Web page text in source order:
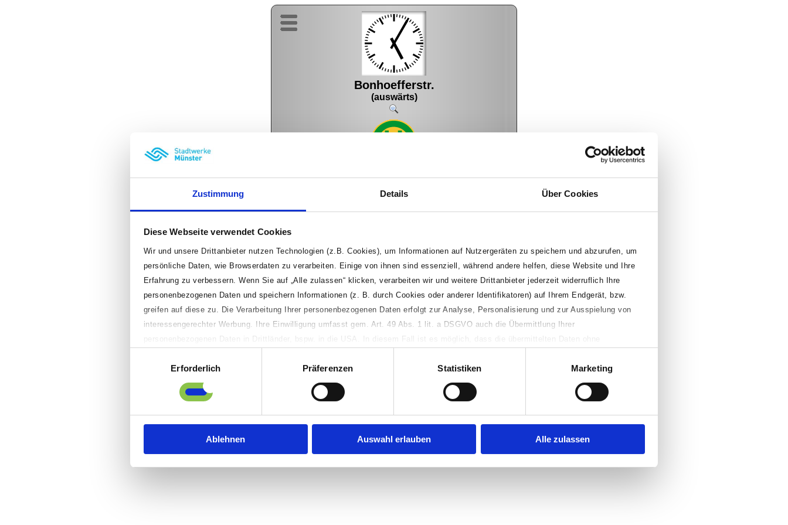
Zustimmung Details Über Cookies
Diese Webseite verwendet Cookies
Wir und unsere Drittanbieter nutzen Technologien (z.B. Cookies), um Informationen auf Nutzergeräten zu speichern und abzurufen, um
persönliche Daten, wie Browserdaten zu verarbeiten. Einige von ihnen sind essenziell, während andere helfen, diese Website und Ihre
Erfahrung zu verbessern. Wenn Sie auf „Alle zulassen“ klicken, verarbeiten wir und weitere Drittanbieter jederzeit widerruflich Ihre
personenbezogenen Daten und speichern Informationen (z. B. durch Cookies oder anderer Identifikatoren) auf Ihrem Endgerät, bzw.
greifen auf diese zu. Die Verarbeitung Ihrer personenbezogenen Daten erfolgt zur Analyse, Personalisierung und zur Ausspielung von
interessengerechter Werbung. Ihre Einwilligung umfasst gem. Art. 49 Abs. 1 lit. a DSGVO auch die Übermittlung Ihrer
personenbezogenen Daten in Drittländer, bspw. in die USA. In diesem Fall ist es möglich, dass die übermittelten Daten ohne
„Anpassen“ klicken, können Sie weitere Details zur Verarbeitung Ihrer personenbezogenen Daten einsehen, Ihre individuellen
Präferenzen einstellen sowie einwilligungspflichte Verarbeitungsvorgänge ablehnen. Sie können Ihre Präferenzen jederzeit anpassen
sowie Ihre Einwilligung widerrufen, indem Sie die Datenschutzeinstellungen unten links auf dieser Website aufrufen. Weitere
Erforderlich
Präferenzen Statistiken Marketing
Ablehnen Auswahl erlauben Alle zulassen
Bonhoefferstr.
(auswärts)
10 Mecklenbeck Waldweg 05:50
Alle Angaben ohne Gewähr!
Impressum Datenschutz